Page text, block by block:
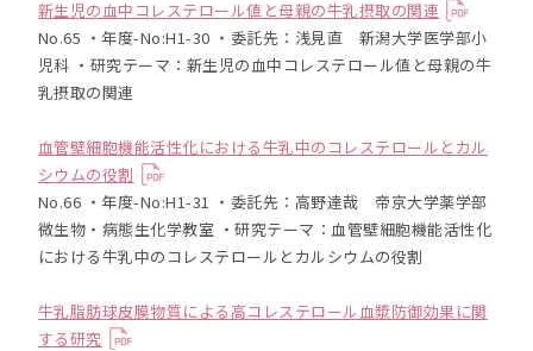
新生児の血中コレステロール値と母親の牛乳摂取の関連
No.65 ・年度-No:H1-30 ・委託先：浅見直 新潟大学医学部小
児科 ・研究テーマ：新生児の血中コレステロール値と母親の牛
乳摂取の関連
血管壁細胞機能活性化における牛乳中のコレステロールとカル
シウムの役割
No.66 ・年度-No:H1-31 ・委託先：高野達哉 帝京大学薬学部
微生物・病態生化学教室 ・研究テーマ：血管壁細胞機能活性化
における牛乳中のコレステロールとカルシウムの役割
牛乳脂肪球皮膜物質による高コレステロール血漿防御効果に関
する研究